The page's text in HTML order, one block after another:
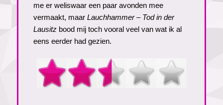
me er weliswaar een paar avonden mee
vermaakt, maar Lauchhammer – Tod in der
Lausitz bood mij toch vooral veel van wat ik al
eens eerder had gezien.